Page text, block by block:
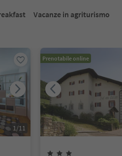
Vacanze in agriturismo
1/11
Prenotabile online